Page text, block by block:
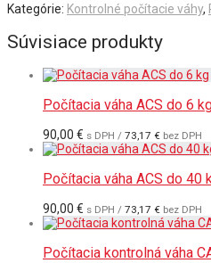
Kategórie: Kontrolné počítacie váhy,
Súvisiace produkty
Počítacia váha ACS do 6
90,00 € s DPH / 73,17 € bez DPH
Počítacia váha ACS do 40
90,00 € s DPH / 73,17 € bez DPH
Počítacia kontrolná váha